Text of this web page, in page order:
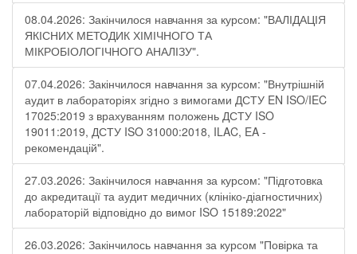
08.04.2026: Закінчилося навчання за курсом: "ВАЛІДАЦІЯ
ЯКІСНИХ МЕТОДИК ХІМІЧНОГО ТА
МІКРОБІОЛОГІЧНОГО АНАЛІЗУ".
07.04.2026: Закінчилося навчання за курсом: "Внутрішній
аудит в лабораторіях згідно з вимогами ДСТУ EN ISO/IEC
17025:2019 з врахуванням положень ДСТУ ISO
19011:2019, ДСТУ ISO 31000:2018, ILAC, EA -
рекомендацій".
27.03.2026: Закінчилося навчання за курсом: "Підготовка
до акредитації та аудит медичних (клініко-діагностичних)
лабораторій відповідно до вимог ISO 15189:2022"
26.03.2026: Закінчилось навчання за курсом "Повірка та